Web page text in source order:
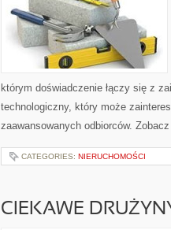
którym doświadczenie łączy się z
technologiczny, który może
zaawansowanych odbiorców.
CATEGORIES: NIERUCHOMOŚCI
CIEKAWE